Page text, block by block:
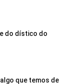
do dístico do
que temos de